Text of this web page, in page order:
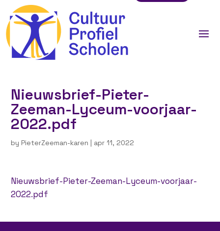
Nieuwsbrief-Pieter-
Zeeman-Lyceum-voorjaar-
2022.pdf
by PieterZeeman-karen | apr 11, 2022
Nieuwsbrief-Pieter-Zeeman-Lyceum-voorjaar-
2022.pdf